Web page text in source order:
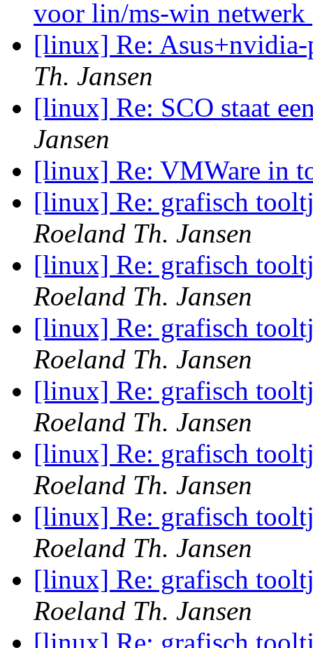
voor lin/ms-win netwerk
[linux] Re:
Th. Jansen
[linux] Re: SCO staat
Jansen
[linux] Re: VMWare in
[linux] Re: grafisch
Roeland Th. Jansen
[linux] Re: grafisch
Roeland Th. Jansen
[linux] Re: grafisch
Roeland Th. Jansen
[linux] Re: grafisch
Roeland Th. Jansen
[linux] Re: grafisch
Roeland Th. Jansen
[linux] Re: grafisch
Roeland Th. Jansen
[linux] Re: grafisch
Roeland Th. Jansen